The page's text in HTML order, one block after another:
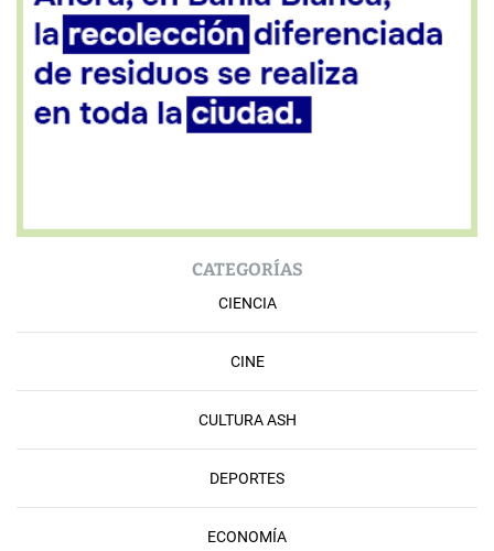
CATEGORÍAS
CIENCIA
CINE
CULTURA ASH
DEPORTES
ECONOMÍA